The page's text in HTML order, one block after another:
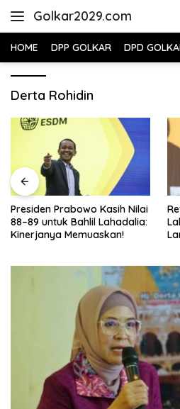
Golkar2029.com
HOME DPP GOLKAR DPD
Derta Rohidin
Presiden Prabowo Kasih Nilai
88–89 untuk Bahlil Lahadalia:
Kinerjanya Memuaskan!